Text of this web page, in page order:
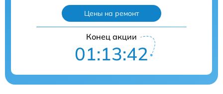
Цены на ремонт
Конец акции
01:13:41